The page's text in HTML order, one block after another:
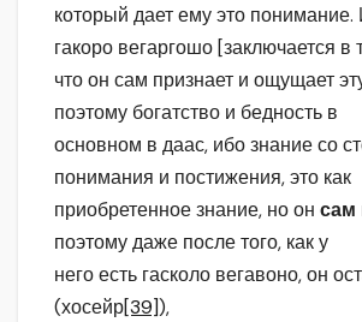
который дает ему это понимание.
гакоро вегаргошо [заключается в
что он сам признает и ощущает
поэтому богатство и бедность в
основном в даас, ибо знание со
понимания и постижения, это как
приобретенное знание, но он сам
поэтому даже после того, как у
него есть гасколо вегавоно, он
(хосейр[39]),